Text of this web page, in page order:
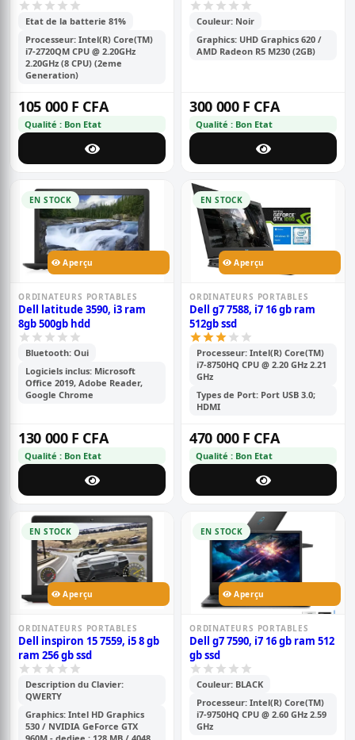
Etat de la batterie 81%
Processeur: Intel(R) Core(TM)
i7-2720QM CPU @ 2.20GHz
2.20GHz (8 CPU) (2eme
Generation)
105 000 F CFA
Qualité : Bon Etat
Couleur: Noir
Graphics: UHD Graphics 620 /
AMD Radeon R5 M230 (2GB)
300 000 F CFA
Qualité : Bon Etat
EN STOCK
Aperçu
ORDINATEURS PORTABLES
Dell latitude 3590, i3 ram
8gb 500gb hdd
Bluetooth: Oui
Logiciels inclus: Microsoft
Office 2019, Adobe Reader,
Google Chrome
130 000 F CFA
Qualité : Bon Etat
EN STOCK
Aperçu
ORDINATEURS PORTABLES
Dell g7 7588, i7 16 gb ram
512gb ssd
Processeur: Intel(R) Core(TM)
i7-8750HQ CPU @ 2.20 GHz 2.21
GHz
Types de Port: Port USB 3.0;
HDMI
470 000 F CFA
Qualité : Bon Etat
EN STOCK
Aperçu
ORDINATEURS PORTABLES
Dell inspiron 15 7559, i5 8 gb
ram 256 gb ssd
Description du Clavier:
QWERTY
Graphics: Intel HD Graphics
530 / NVIDIA GeForce GTX
EN STOCK
Aperçu
ORDINATEURS PORTABLES
Dell g7 7590, i7 16 gb ram 512
gb ssd
Couleur: BLACK
Processeur: Intel(R) Core(TM)
i7-9750HQ CPU @ 2.60 GHz 2.59
GHz